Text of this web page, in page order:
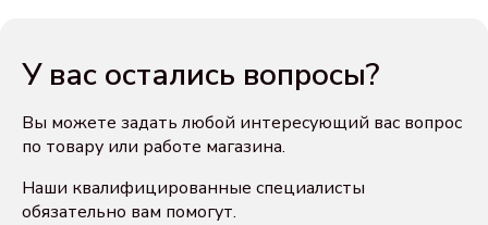
У вас остались вопросы?
Вы можете задать любой интересующий вас вопрос
по товару или работе магазина.
Наши квалифицированные специалисты
обязательно вам помогут.